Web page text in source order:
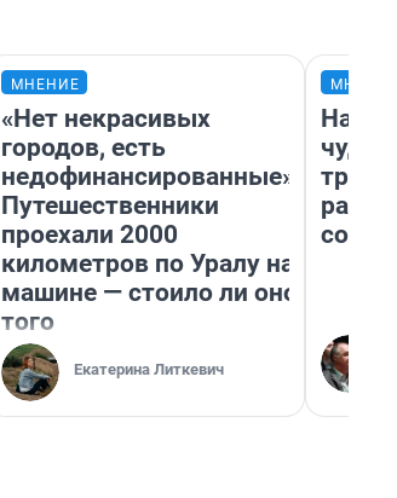
МНЕНИЕ
«Нет некрасивых
городов, есть
недофинансированные».
Путешественники
проехали 2000
километров по Уралу на
машине — стоило ли оно
того
Екатерина Литкевич